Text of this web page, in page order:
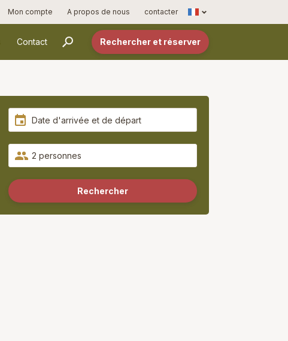
Mon compte A propos de nous contacter
English
Contact Rechercher et réserver
2 personnes
Rechercher